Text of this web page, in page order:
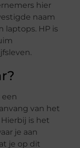
hier
naam
laptops. HP is
van het
is het
je aan
je op dit